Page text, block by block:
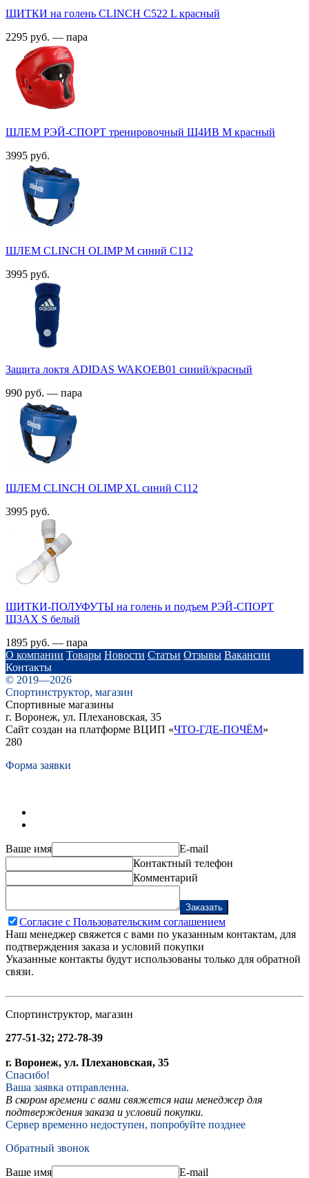
ЩИТКИ на голень CLINCH С522 L красный
2295 руб. — пара
ШЛЕМ РЭЙ-СПОРТ тренировочный Ш4ИВ M красный
3995 руб.
ШЛЕМ CLINCH OLIMP M синий С112
3995 руб.
Защита локтя ADIDAS WAKOEB01 синий/красный
990 руб. — пара
ШЛЕМ CLINCH OLIMP XL синий С112
3995 руб.
ЩИТКИ-ПОЛУФУТЫ на голень и подъем РЭЙ-СПОРТ
Щ3АХ S белый
1895 руб. — пара
О компании Товары Новости Статьи Отзывы Вакансии
Контакты
© 2019—2026
Спортинструктор, магазин
Спортивные магазины
г. Воронеж, ул. Плехановская, 35
Сайт создан на платформе ВЦИП «ЧТО-ГДЕ-ПОЧЁМ»
280
Форма заявки
Ваше имя
E-mail
Контактный телефон
Комментарий
Заказать
Согласие с Пользовательским соглашением
Наш менеджер свяжется с вами по указанным контактам, для
подтверждения заказа и условий покупки
Указанные контакты будут использованы только для обратной
связи.
Спортинструктор, магазин
277-51-32; 272-78-39
г. Воронеж, ул. Плехановская, 35
Спасибо!
Ваша заявка отправленна.
В скором времени с вами свяжется наш менеджер для
подтверждения заказа и условий покупки.
Сервер временно недоступен, попробуйте позднее
Обратный звонок
Ваше имя E-mail